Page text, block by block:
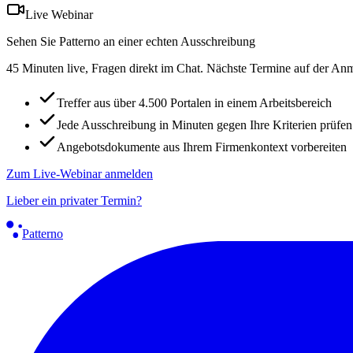
Live Webinar
Sehen Sie Patterno an einer echten Ausschreibung
45 Minuten live, Fragen direkt im Chat. Nächste Termine auf der
Treffer aus über 4.500 Portalen in einem Arbeitsbereich
Jede Ausschreibung in Minuten gegen Ihre Kriterien prüfen
Angebotsdokumente aus Ihrem Firmenkontext vorbereiten
Zum Live-Webinar anmelden
Lieber ein privater Termin?
Patterno